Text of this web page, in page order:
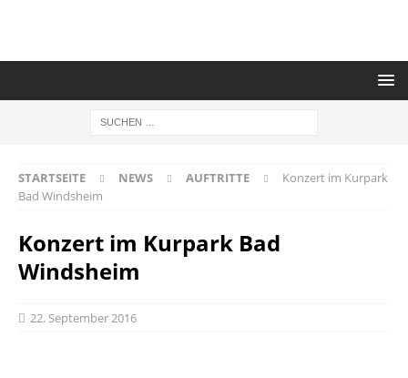
STARTSEITE NEWS AUFTRITTE
Konzert im Kurpark
Bad Windsheim
Konzert im Kurpark Bad
Windsheim
22. September 2016